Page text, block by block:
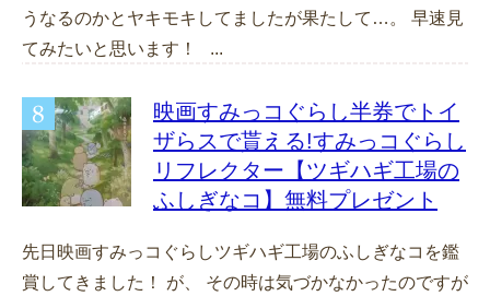
うなるのかとヤキモキしてましたが果たして…。 早速見
てみたいと思います！ ...
映画すみっコぐらし半券でトイ
ザらスで貰える!すみっコぐらし
リフレクター【ツギハギ工場の
ふしぎなコ】無料プレゼント
先日映画すみっコぐらしツギハギ工場のふしぎなコを鑑
賞してきました！ が、 その時は気づかなかったのですが